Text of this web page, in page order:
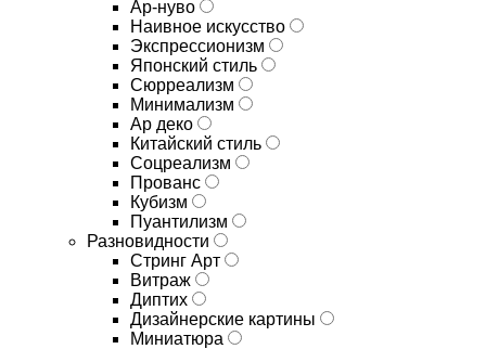
Ар-нуво
Наивное искусство
Экспрессионизм
Японский стиль
Сюрреализм
Минимализм
Ар деко
Китайский стиль
Соцреализм
Прованс
Кубизм
Пуантилизм
Разновидности
Стринг Арт
Витраж
Диптих
Дизайнерские картины
Миниатюра